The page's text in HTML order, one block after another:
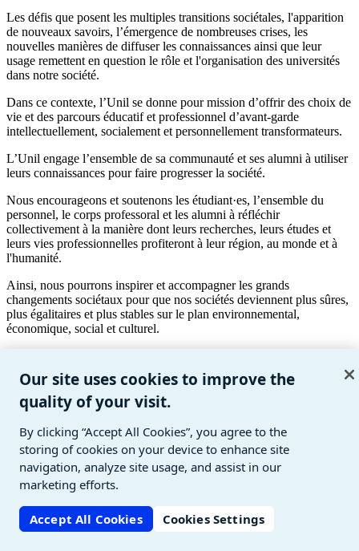
Les défis que posent les multiples transitions sociétales, l'apparition
de nouveaux savoirs, l’émergence de nombreuses crises, les
nouvelles manières de diffuser les connaissances ainsi que leur
usage remettent en question le rôle et l'organisation des universités
dans notre société.
Dans ce contexte, l’Unil se donne pour mission d’offrir des choix de
vie et des parcours éducatif et professionnel d’avant-garde
intellectuellement, socialement et personnellement transformateurs.
L’Unil engage l’ensemble de sa communauté et ses alumni à utiliser
leurs connaissances pour faire progresser la société.
Nous encourageons et soutenons les étudiant·es, l’ensemble du
personnel, le corps professoral et les alumni à réfléchir
collectivement à la manière dont leurs recherches, leurs études et
leurs vies professionnelles profiteront à leur région, au monde et à
l'humanité.
Ainsi, nous pourrons inspirer et accompagner les grands
changements sociétaux pour que nos sociétés deviennent plus sûres,
plus égalitaires et plus stables sur le plan environnemental,
économique, social et culturel.
développement d’une intelligence collective, l’Unil affirme que la
connaissance n'est jamais figée et qu’elle profite au bien commun.
Ce que nous tenons pour sûr et acquis doit être constamment remis
en question par une recherche en perpétuel mouvement pour
appréhender des réalités dont la complexité est croissante.
Our site uses cookies to improve the
quality of your visit.
By clicking “Accept All Cookies”, you agree to the
storing of cookies on your device to enhance site
navigation, analyze site usage, and assist in our
marketing efforts.
Cookies Settings
Accept All Cookies